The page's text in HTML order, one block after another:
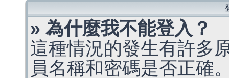
» 為什麼我不能登入？
這種情況的發生有許多
員名稱和密碼是否正確